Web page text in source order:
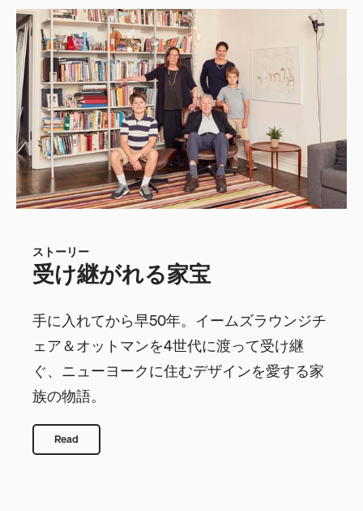
ストーリー
受け継がれる家宝
手に入れてから早50年。イームズラウンジチ
ェア＆オットマンを4世代に渡って受け継
ぐ、ニューヨークに住むデザインを愛する家
族の物語。
Read